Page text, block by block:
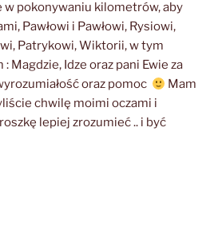
pokonywaniu kilometrów, aby
Pawłowi i Pawłowi, Rysiowi,
Patrykowi, Wiktorii, w tym
Magdzie, Idze oraz pani Ewie za
oraz pomoc
Mam
chwilę moimi oczami i
lepiej zrozumieć .. i być